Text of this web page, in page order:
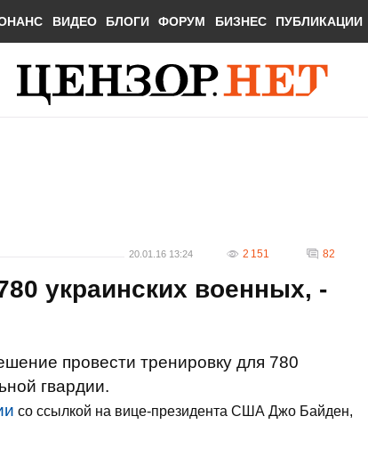
ВИДЕО БЛОГИ ФОРУМ БИЗНЕС ПУБЛИКАЦИИ
20.01.16 13:24 2 151 82
украинских военных, -
провести тренировку для 780
гвардии.
со ссылкой на вице-президента США Джо Байден,